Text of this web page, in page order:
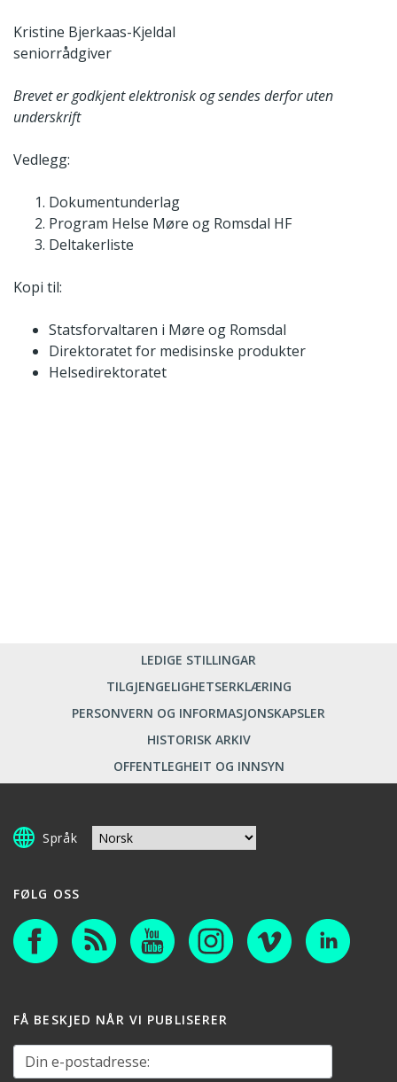
Kristine Bjerkaas-Kjeldal
seniorrådgiver
Brevet er godkjent elektronisk og sendes derfor uten
underskrift
Vedlegg:
Dokumentunderlag
Program Helse Møre og Romsdal HF
Deltakerliste
Kopi til:
Statsforvaltaren i Møre og Romsdal
Direktoratet for medisinske produkter
Helsedirektoratet
LEDIGE STILLINGAR
TILGJENGELIGHETSERKLÆRING
PERSONVERN OG INFORMASJONSKAPSLER
HISTORISK ARKIV
OFFENTLEGHEIT OG INNSYN
Språk
FØLG OSS
FÅ BESKJED NÅR VI PUBLISERER
Din e-postadresse: